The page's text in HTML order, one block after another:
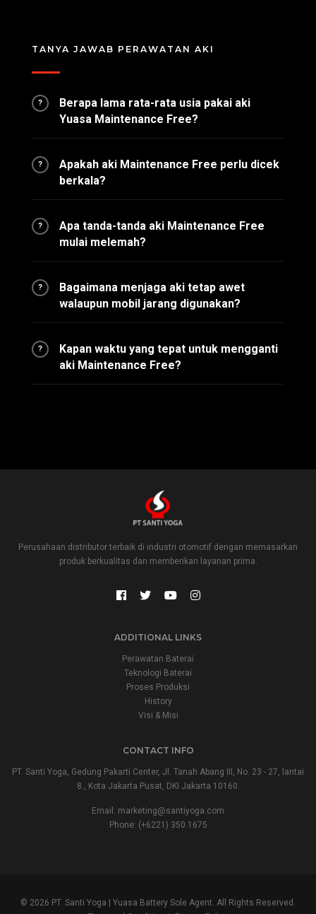
TANYA JAWAB PERAWATAN AKI
?
Berapa lama rata-rata usia pakai aki
Yuasa Maintenance Free?
?
Apakah aki Maintenance Free perlu dicek
berkala?
?
Apa tanda-tanda aki Maintenance Free
mulai melemah?
?
Bagaimana menjaga aki tetap awet
walaupun mobil jarang digunakan?
?
Kapan waktu yang tepat untuk mengganti
aki Maintenance Free?
Perusahaan distributor terbaik di industri otomotif dengan memasarkan
produk berkualitas dan memberikan layanan prima.
ADDITIONAL LINKS
Perawatan Baterai
Teknologi Baterai
Proses Produksi
History
Visi & Misi
CONTACT INFO
PT. Santi Yoga, Gedung Pakarti Center, Jl. Tanah Abang III, No. 23 - 27, lantai
8., Kota Jakarta Pusat, DKI Jakarta 10160.
Email: marketing@santiyoga.com
Phone: (+6221) 350 1675
© 2026 PT. Santi Yoga | Yuasa Battery Sole Agent. All Rights Reserved.